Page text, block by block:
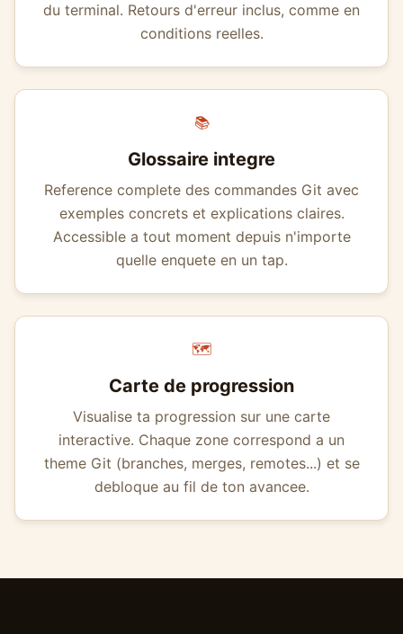
du terminal. Retours d'erreur inclus, comme en
conditions reelles.
📚
Glossaire integre
Reference complete des commandes Git avec
exemples concrets et explications claires.
Accessible a tout moment depuis n'importe
quelle enquete en un tap.
🗺️
Carte de progression
Visualise ta progression sur une carte
interactive. Chaque zone correspond a un
theme Git (branches, merges, remotes...) et se
debloque au fil de ton avancee.